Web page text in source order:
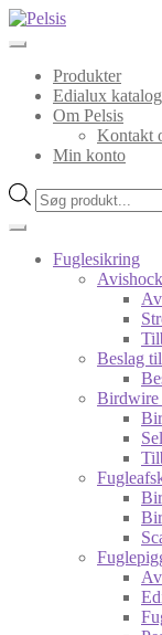
Spring
Spring
Produkter
Edialux katalog
Om Pelsis
Kontakt
Min konto
Products
search
Fuglesikring
Avishock
Beslag
Birdwire